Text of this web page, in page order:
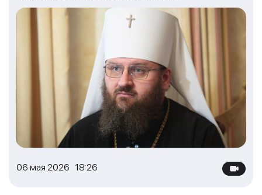
06 мая 2026 18:26